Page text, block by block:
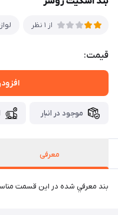
از 1 نظر
قیمت:
موجود در انبار
معرفی
بند معرفي شده در اين قسمت